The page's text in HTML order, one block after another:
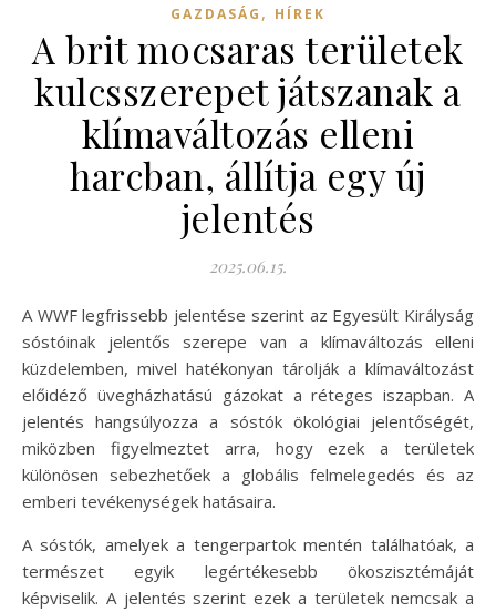
GAZDASÁG , HÍREK
A brit mocsaras területek
kulcsszerepet játszanak a
klímaváltozás elleni
harcban, állítja egy új
jelentés
2025.06.15.
A WWF legfrissebb jelentése szerint az Egyesült Királyság
sóstóinak jelentős szerepe van a klímaváltozás elleni
küzdelemben, mivel hatékonyan tárolják a klímaváltozást
előidéző üvegházhatású gázokat a réteges iszapban. A
jelentés hangsúlyozza a sóstók ökológiai jelentőségét,
miközben figyelmeztet arra, hogy ezek a területek
különösen sebezhetőek a globális felmelegedés és az
emberi tevékenységek hatásaira.
A sóstók, amelyek a tengerpartok mentén találhatóak, a
természet egyik legértékesebb ökoszisztémáját
képviselik. A jelentés szerint ezek a területek nemcsak a